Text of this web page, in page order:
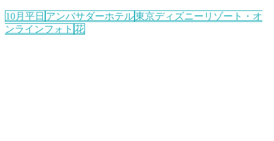
10月平日 アンバサダーホテル東京ディズニーリゾート・オ
ンラインフォト 花